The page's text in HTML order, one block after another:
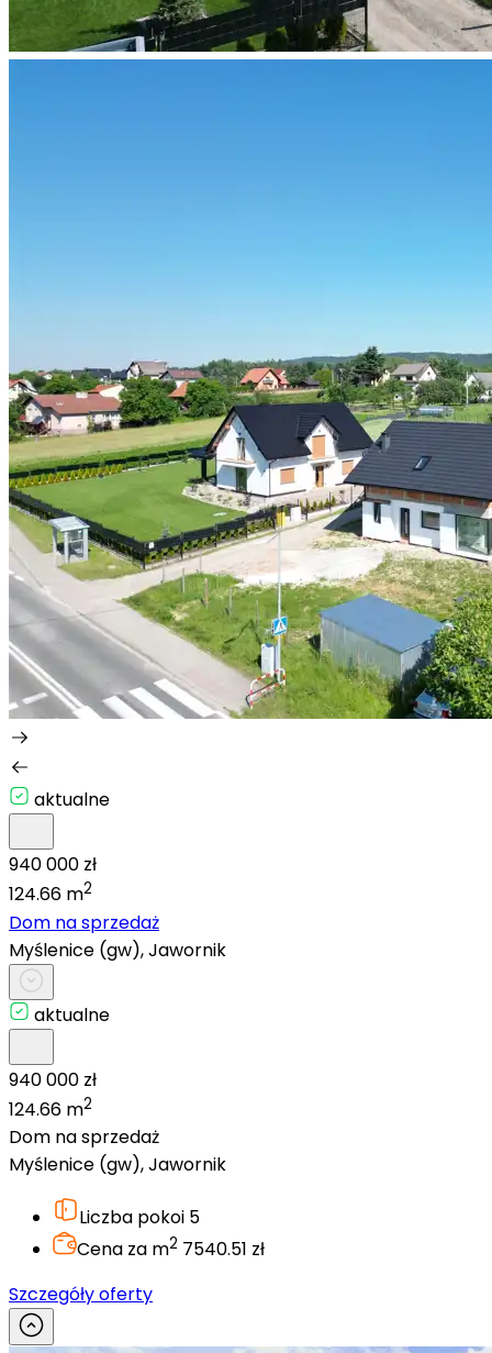
aktualne
940 000 zł
124.66 m2
Dom na sprzedaż
Myślenice (gw), Jawornik
aktualne
940 000 zł
124.66 m2
Dom na sprzedaż
Myślenice (gw), Jawornik
Liczba pokoi 5
Cena za m2 7540.51 zł
Szczegóły oferty